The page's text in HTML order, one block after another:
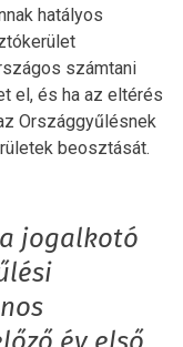
hatályos
számtani
el, és ha az eltérés
Országgyűlésnek
beosztását.
jogalkotó